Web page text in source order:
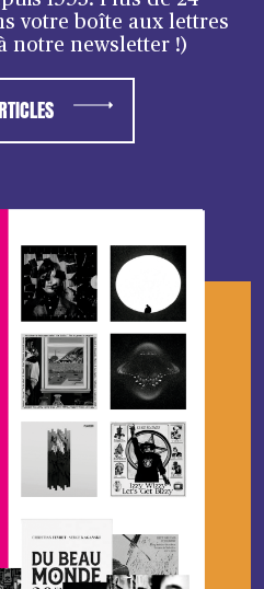
votre boîte aux lettres
notre newsletter !)